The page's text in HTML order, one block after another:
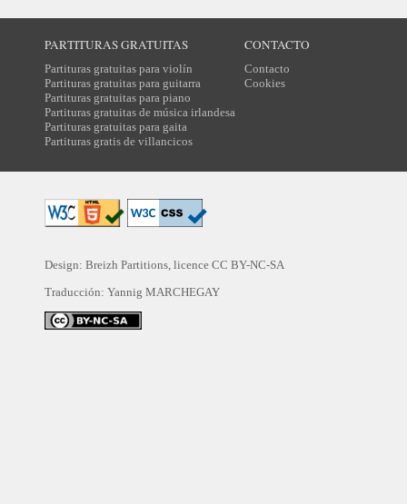
PARTITURAS GRATUITAS
Partituras gratuitas para violín
Partituras gratuitas para guitarra
Partituras gratuitas para piano
Partituras gratuitas de música irlandesa
Partituras gratuitas para gaita
Partituras gratis de villancicos
CONTACTO
Contacto
Cookies
Design: Breizh Partitions, licence CC BY-NC-SA
Traducción: Yannig MARCHEGAY